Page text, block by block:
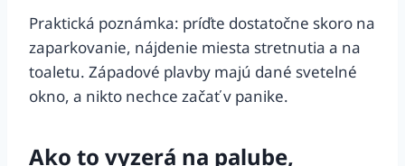
Praktická poznámka: príďte dostatočne skoro na
zaparkovanie, nájdenie miesta stretnutia a na
toaletu. Západové plavby majú dané svetelné
okno, a nikto nechce začať v panike.
Ako to vyzerá na palube,